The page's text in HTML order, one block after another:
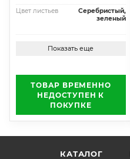
Цвет листьев
Серебристый,
зеленый
Показать еще
ТОВАР ВРЕМЕННО
НЕДОСТУПЕН К
ПОКУПКЕ
КАТАЛОГ